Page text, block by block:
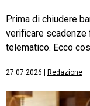
Prima di chiudere
verificare scadenze
telematico. Ecco
27.07.2026 Redazione